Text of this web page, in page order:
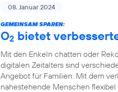
08. Januar 2024
GEMEINSAM SPAREN:
O2 bietet
Mit den Enkeln chatten oder
digitalen Zeitalters sind
Angebot für Familien: Mit dem
nahestehende Menschen